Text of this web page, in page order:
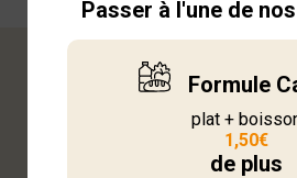
Passer à l'une de
Formule
plat +
1,50€
de plus